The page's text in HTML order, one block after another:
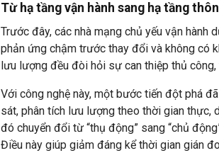
Từ hạ tầng vận hành sang hạ tầng
Trước đây, các nhà mạng chủ yếu vận
phản ứng chậm trước thay đổi và không có
lưu lượng đều đòi hỏi sự can thiệp thủ
Với công nghệ này, một bước tiến đột phá
sát, phân tích lưu lượng theo thời gian thực,
đó chuyển đổi từ “thụ động” sang “chủ
Điều này giúp giảm đáng kể thời gian gián